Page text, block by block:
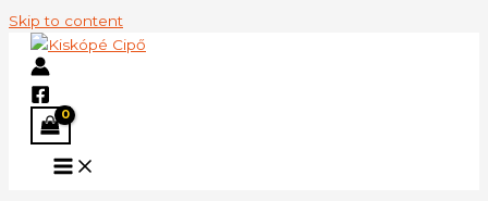
Skip to content